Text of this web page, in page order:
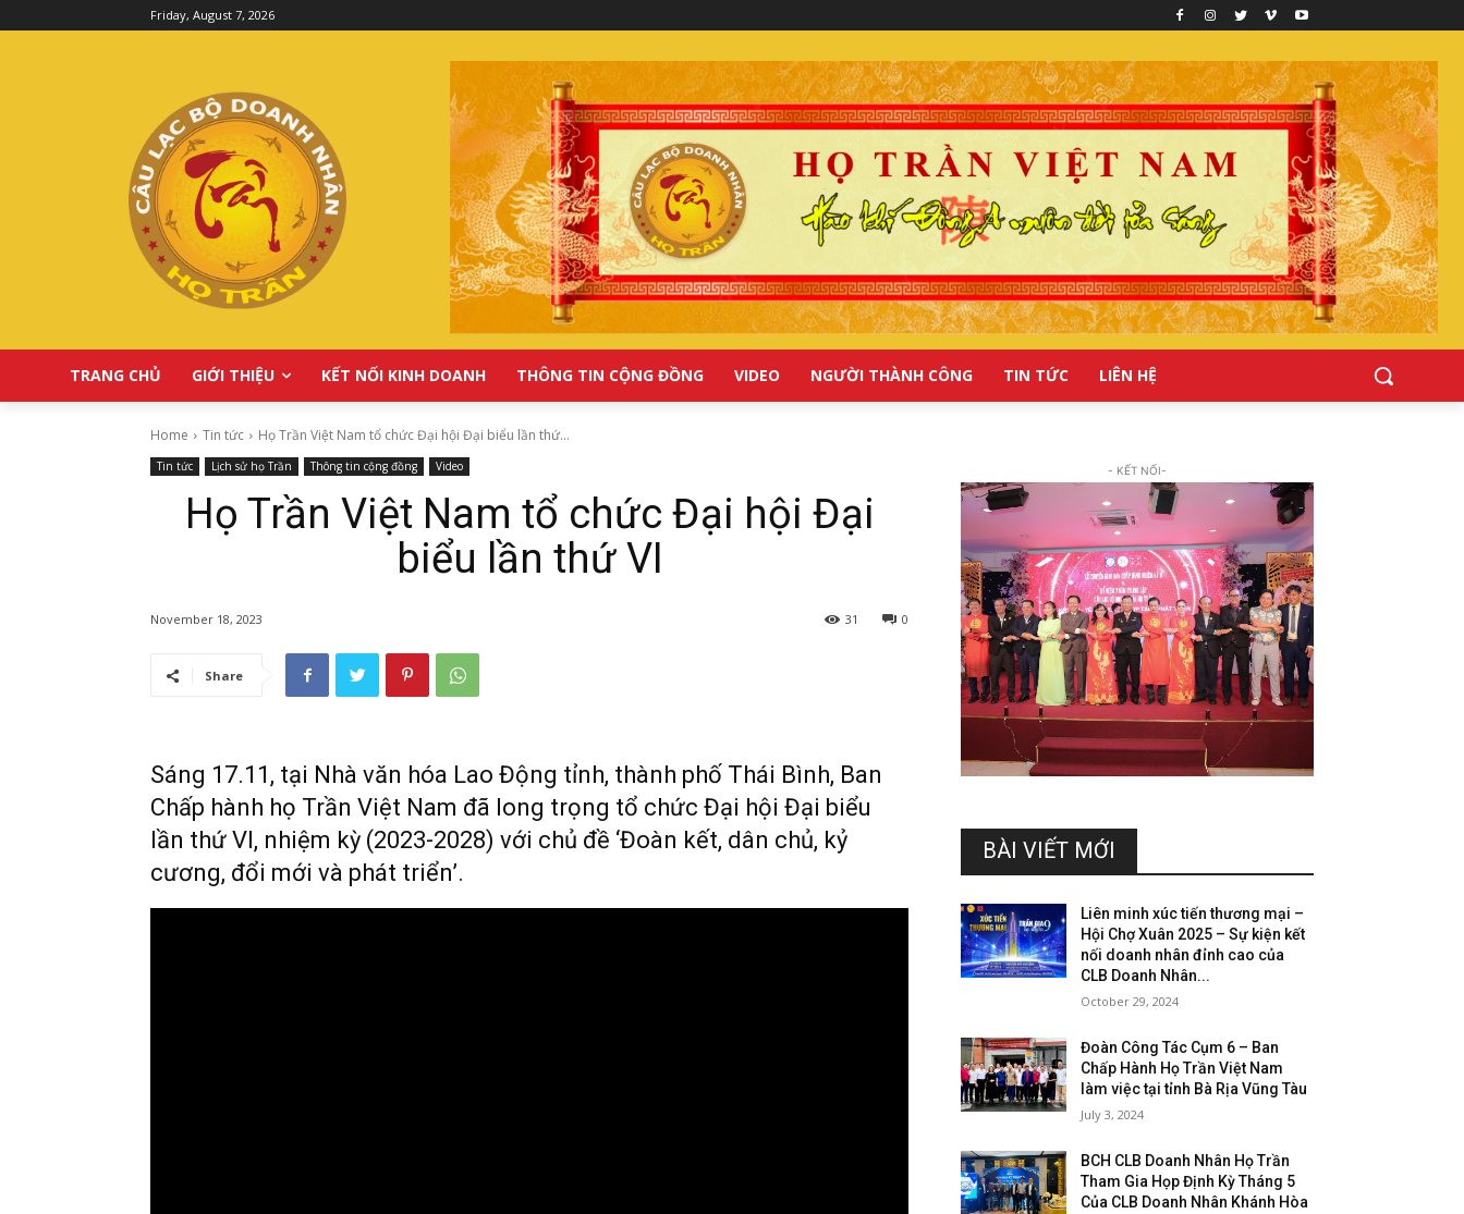
Friday, August 7, 2026
TRANG CHỦ GIỚI THIỆU KẾT NỐI KINH DOANH THÔNG TIN CỘNG ĐỒNG VIDEO NGƯỜI THÀNH CÔNG TIN TỨC LIÊN HỆ
Home Tin tức Họ Trần Việt Nam tổ chức Đại hội Đại biểu lần thứ...
Tin tức Lịch sử họ Trần Thông tin cộng đồng Video
Họ Trần Việt Nam tổ chức Đại hội Đại
biểu lần thứ VI
November 18, 2023 0
31
Share
Sáng 17.11, tại Nhà văn hóa Lao Động tỉnh, thành phố Thái Bình, Ban
Chấp hành họ Trần Việt Nam đã long trọng tổ chức Đại hội Đại biểu
lần thứ VI, nhiệm kỳ (2023-2028) với chủ đề ‘Đoàn kết, dân chủ, kỷ
cương, đổi mới và phát triển’.
- KẾT NỐI-
BÀI VIẾT MỚI
Liên minh xúc tiến thương mại –
Hội Chợ Xuân 2025 – Sự kiện kết
nối doanh nhân đỉnh cao của
CLB Doanh Nhân...
October 29, 2024
Đoàn Công Tác Cụm 6 – Ban
Chấp Hành Họ Trần Việt Nam
làm việc tại tỉnh Bà Rịa Vũng Tàu
July 3, 2024
BCH CLB Doanh Nhân Họ Trần
Tham Gia Họp Định Kỳ Tháng 5
Của CLB Doanh Nhân Khánh Hòa